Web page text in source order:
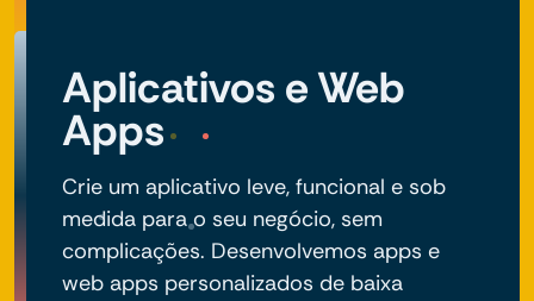
Aplicativos e Web
Apps
Crie um aplicativo leve, funcional e sob
medida para o seu negócio, sem
complicações. Desenvolvemos apps e
web apps personalizados de baixa